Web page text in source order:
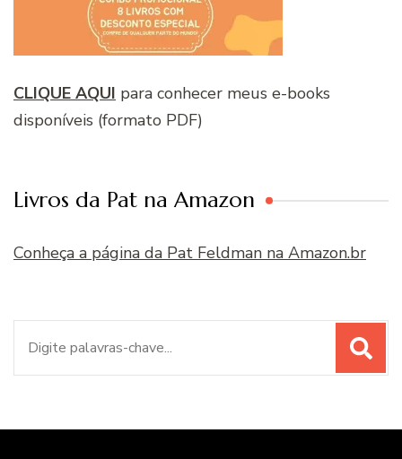
CLIQUE AQUI para conhecer meus e-books
disponíveis (formato PDF)
Livros da Pat na Amazon
Conheça a página da Pat Feldman na Amazon.br